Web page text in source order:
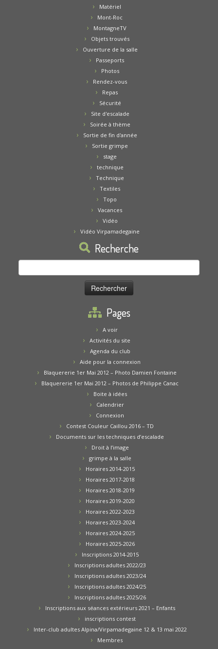
Matériel
Mont-Roc
MontagneTV
Objets trouvés
Ouverture de la salle
Passeports
Photos
Rendez-vous
Repas
Sécurité
Site d'escalade
Soirée à thème
Sortie de fin d'année
Sortie grimpe
stage
technique
Technique
Textiles
Topo
Vacances
Vidéo
Vidéo Virpamadegaine
Recherche
Pages
A voir
Activités du site
Agenda du club
Aide pour la connexion
Blaquererie 1er Mai 2012 – Photo Damien Fontaine
Blaquererie 1er Mai 2012 – Photos de Philippe Canac
Boite à idées
Calendrier
Connexion
Contest Couleur Caillou 2016 – TD
Documents sur les techniques d’escalade
Droit à l’image
grimpe à la salle
Horaires 2014-2015
Horaires 2017-2018
Horaires 2018-2019
Horaires 2019-2020
Horaires 2022-2023
Horaires 2023-2024
Horaires 2024-2025
Horaires 2025-2026
Inscriptions 2014-2015
Inscriptions adultes 2022/23
Inscriptions adultes 2023/24
Inscriptions adultes 2024/25
Inscriptions adultes 2025/26
Inscriptions aux séances extérieurs 2021 – Enfants
inscriptions contest
Inter-club adultes Alpina/Virpamadegaine 12 & 13 mai 2022
Membres